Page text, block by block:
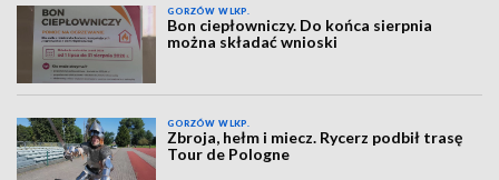
GORZÓW WLKP.
Bon ciepłowniczy. Do końca sierpnia
można składać wnioski
GORZÓW WLKP.
Zbroja, hełm i miecz. Rycerz podbił trasę
Tour de Pologne